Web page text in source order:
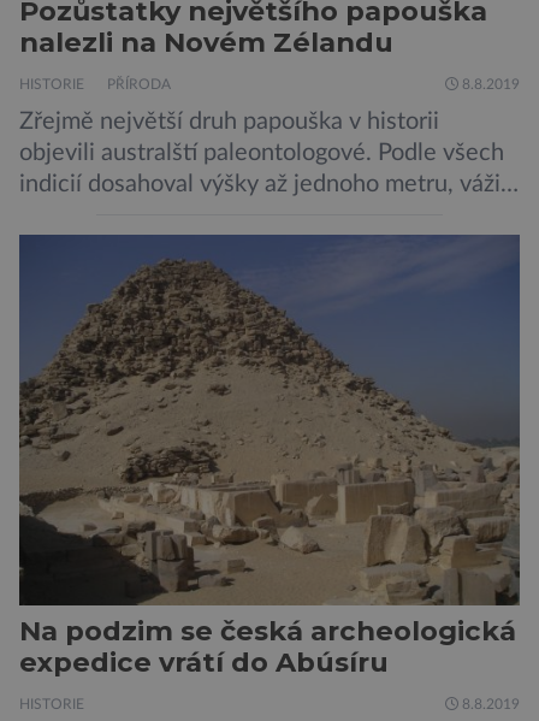
Pozůstatky největšího papouška
nalezli na Novém Zélandu
HISTORIE PŘÍRODA 8.8.2019
Zřejmě největší druh papouška v historii
objevili australští paleontologové. Podle všech
indicií dosahoval výšky až jednoho metru, vážil
pojmenování Heracles inexpectatus a doba
jeho života je datována přibližně před 19
miliony lety. „Nový Zéland je dobře známý
svými velkými nelétavými ptáky. Dominantní
[…]
Na podzim se česká archeologická
expedice vrátí do Abúsíru
HISTORIE 8.8.2019